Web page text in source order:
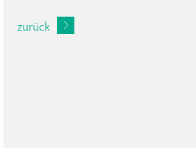
zurück